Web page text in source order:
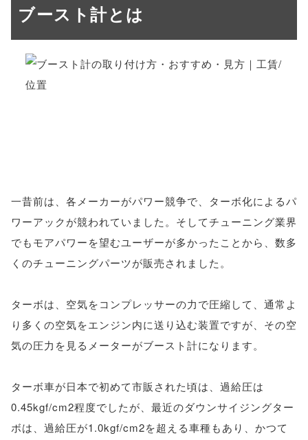
ブースト計とは
一昔前は、各メーカーがパワー競争で、ターボ化によるパ
ワーアックが競われていました。そしてチューニング業界
でもモアパワーを望むユーザーが多かったことから、数多
くのチューニングパーツが販売されました。
ターボは、空気をコンプレッサーの力で圧縮して、通常よ
り多くの空気をエンジン内に送り込む装置ですが、その空
気の圧力を見るメーターがブースト計になります。
ターボ車が日本で初めて市販された頃は、過給圧は
0.45kgf/cm2程度でしたが、最近のダウンサイジングター
ボは、過給圧が1.0kgf/cm2を超える車種もあり、かつて